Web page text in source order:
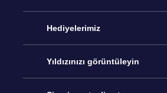
Hizmet
İletişim
Hediyelerimiz
Çevrimiçi Yıldız Hediyesi
Yıldızınızı görüntüleyin